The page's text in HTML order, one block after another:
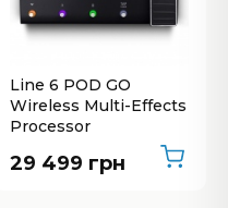
Line 6 POD GO
Wireless Multi-Effects
Processor
29 499 грн